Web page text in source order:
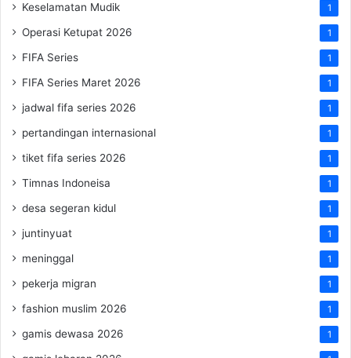
Keselamatan Mudik 1
Operasi Ketupat 2026 1
FIFA Series 1
FIFA Series Maret 2026 1
jadwal fifa series 2026 1
pertandingan internasional 1
tiket fifa series 2026 1
Timnas Indoneisa 1
desa segeran kidul 1
juntinyuat 1
meninggal 1
pekerja migran 1
fashion muslim 2026 1
gamis dewasa 2026 1